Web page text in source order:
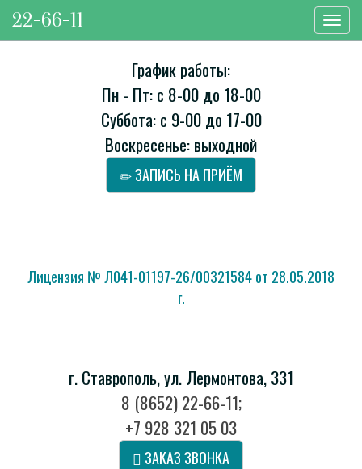
График работы:
Пн - Пт: с 8-00 до 18-00
Суббота: с 9-00 до 17-00
Воскресенье: выходной
ЗАПИСЬ НА ПРИЁМ
Лицензия № Л041-01197-26/00321584 от 28.05.2018
г.
г. Ставрополь, ул. Лермонтова, 331
8 (8652) 22-66-11;
+7 928 321 05 03
ЗАКАЗ ЗВОНКА
22-66-11